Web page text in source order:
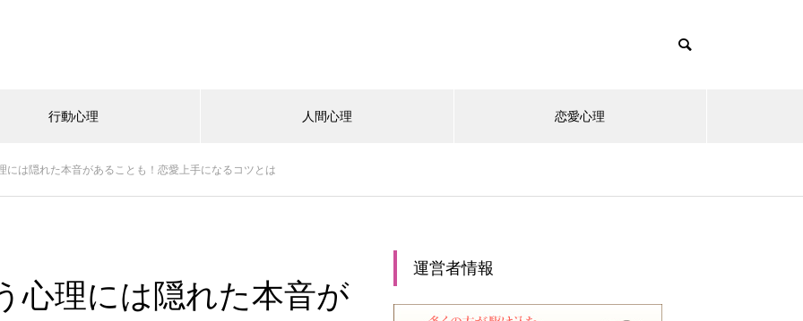
行動心理 人間心理 恋愛心理
には隠れた本音があることも！恋愛上手になるコツとは
心理には隠れた本音が
運営者情報